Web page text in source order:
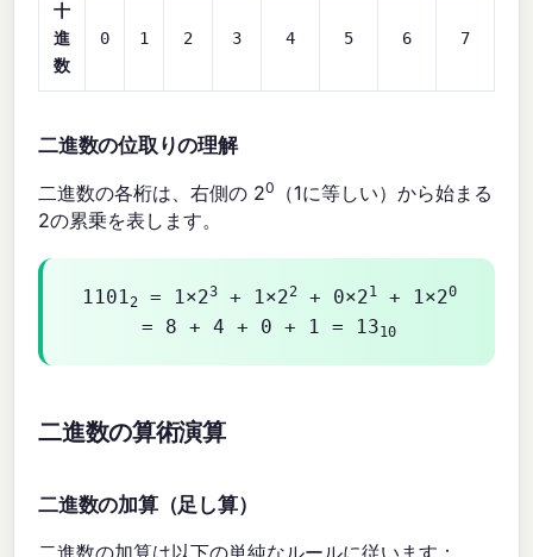
十
進
数
0 1 2 3 4 5 6 7
二進数の位取りの理解
二進数の各桁は、右側の 20
（1に等しい）から始まる
2の累乗を表します。
11012 = 1×23+ 1×22+ 0×21+ 1×20
= 8 + 4 + 0 + 1 = 1310
二進数の算術演算
二進数の加算（足し算）